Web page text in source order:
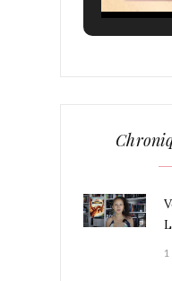
1